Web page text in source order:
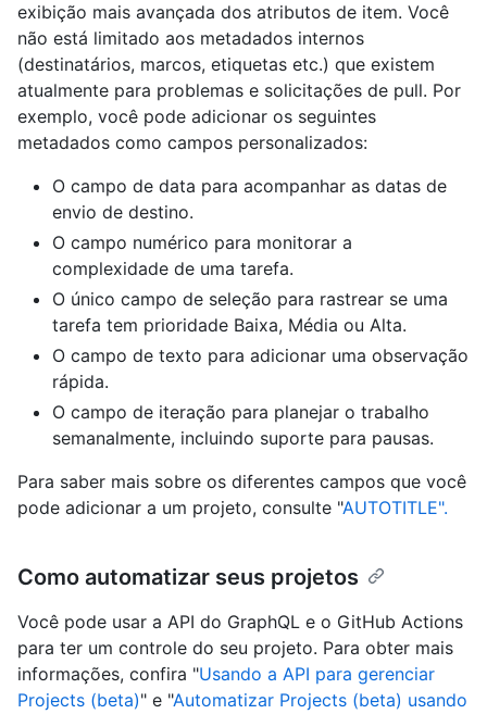
exibição mais avançada dos atributos de item. Você
não está limitado aos metadados internos
(destinatários, marcos, etiquetas etc.) que existem
atualmente para problemas e solicitações de pull. Por
exemplo, você pode adicionar os seguintes
metadados como campos personalizados:
O campo de data para acompanhar as datas de
envio de destino.
O campo numérico para monitorar a
complexidade de uma tarefa.
O único campo de seleção para rastrear se uma
tarefa tem prioridade Baixa, Média ou Alta.
O campo de texto para adicionar uma observação
rápida.
O campo de iteração para planejar o trabalho
semanalmente, incluindo suporte para pausas.
Para saber mais sobre os diferentes campos que você
pode adicionar a um projeto, consulte "AUTOTITLE".
Como automatizar seus projetos
Você pode usar a API do GraphQL e o GitHub Actions
para ter um controle do seu projeto. Para obter mais
informações, confira "Usando a API para gerenciar
Projects (beta)" e "Automatizar Projects (beta) usando